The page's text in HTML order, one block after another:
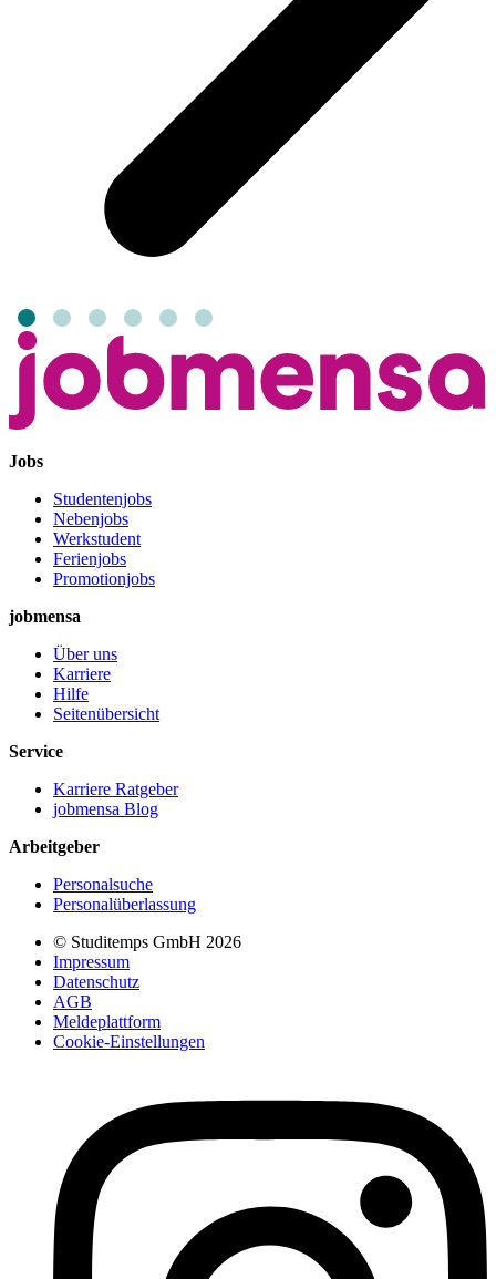
Jobs
Studentenjobs
Nebenjobs
Werkstudent
Ferienjobs
Promotionjobs
jobmensa
Über uns
Karriere
Hilfe
Seitenübersicht
Service
Karriere Ratgeber
jobmensa Blog
Arbeitgeber
Personalsuche
Personalüberlassung
© Studitemps GmbH 2026
Impressum
Datenschutz
AGB
Meldeplattform
Cookie-Einstellungen